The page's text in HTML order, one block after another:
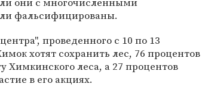
фальсифицированы.
проведенного с 10 по 13
хотят сохранить лес, 76 процентов
леса, а 27 процентов
в его акциях.